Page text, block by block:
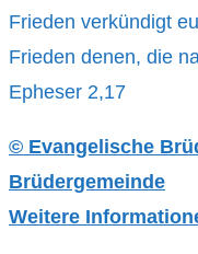
Frieden verkündigt
Frieden denen, die
Epheser 2,17
© Evangelische
Brüdergemeinde
Weitere